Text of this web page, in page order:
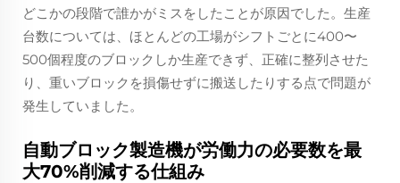
どこかの段階で誰かがミスをしたことが原因でした。生産
台数については、ほとんどの工場がシフトごとに400〜
500個程度のブロックしか生産できず、正確に整列させた
り、重いブロックを損傷せずに搬送したりする点で問題が
発生していました。
自動ブロック製造機が労働力の必要数を最
大70%削減する仕組み